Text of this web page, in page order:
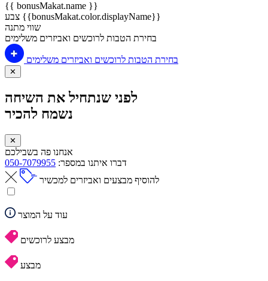
{{ bonusMakat.name }}
צבע {{bonusMakat.color.displayName}}
שווי מתנה
בחירת הטבות לרוכשים ואביזרים משלימים
בחירת הטבות לרוכשים ואביזרים משלימים
✕
לפני שנתחיל את השיחה
נשמח להכיר
✕
אנחנו פה בשבילכם
דברו איתנו במספר: 050-7079955
להוסיף מבצעים ואביזרים למכשיר
עוד על המוצר
מבצע לרוכשים
מבצע